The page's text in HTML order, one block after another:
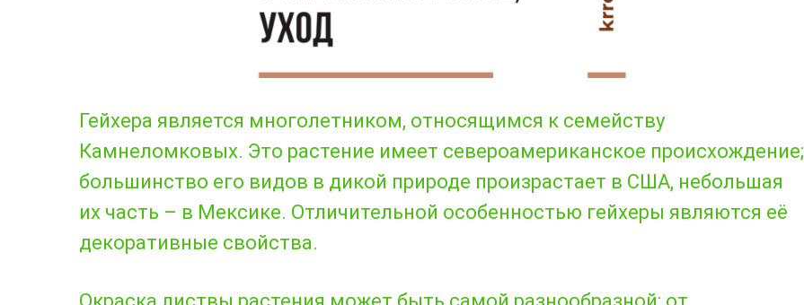
Гейхера является многолетником, относящимся к семейству
Камнеломковых. Это растение имеет североамериканское происхождение;
большинство его видов в дикой природе произрастает в США, небольшая
их часть – в Мексике. Отличительной особенностью гейхеры являются её
декоративные свойства.